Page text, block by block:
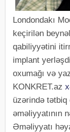
Londondakı
keçirilən
qabiliyyətini
implant
oxumağı və
KONKRET.az
üzərində tətbiq
əməliyyatının
Əməliyyatı